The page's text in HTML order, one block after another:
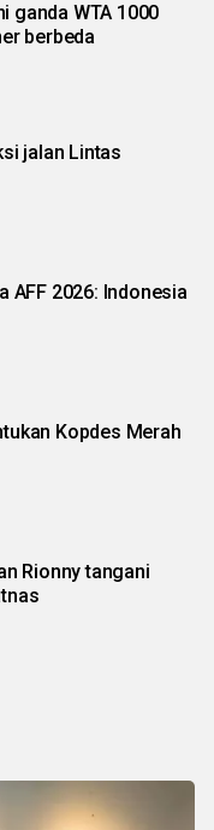
ganda WTA 1000
berbeda
jalan Lintas
AFF 2026: Indonesia
Kopdes Merah
Rionny tangani